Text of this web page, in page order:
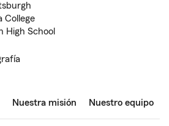
College
High School
Nuestra misión Nuestro equipo